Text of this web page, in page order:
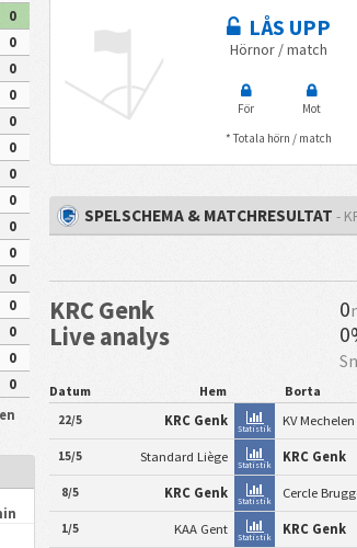
0
0
0
0
0
0
0
0
0
0
0
0
0
0
0
LÅS UPP
Hörnor / match
För
Mot
* Totala hörn / match
SPELSCHEMA & MATCHRESULTAT -
KRC Genk
Live analys
0
Datum Hem Borta
22/5 KRC Genk
Statistik
KV Mechelen
15/5 Standard Liège
Statistik
KRC Genk
8/5 KRC Genk
Statistik
Cercle
1/5 KAA Gent
Statistik
KRC Genk